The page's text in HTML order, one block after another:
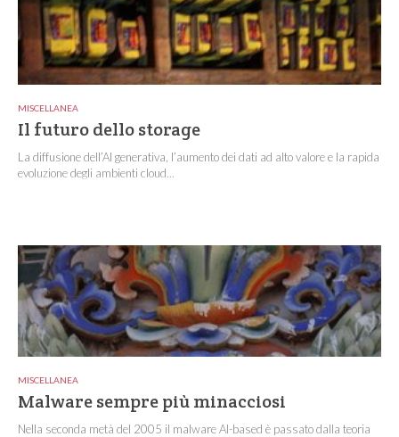
MISCELLANEA
Il futuro dello storage
La diffusione dell’AI generativa, l’aumento dei dati ad alto valore e la rapida
evoluzione degli ambienti cloud...
MISCELLANEA
Malware sempre più minacciosi
Nella seconda metà del 2005 il malware AI-based è passato dalla teoria